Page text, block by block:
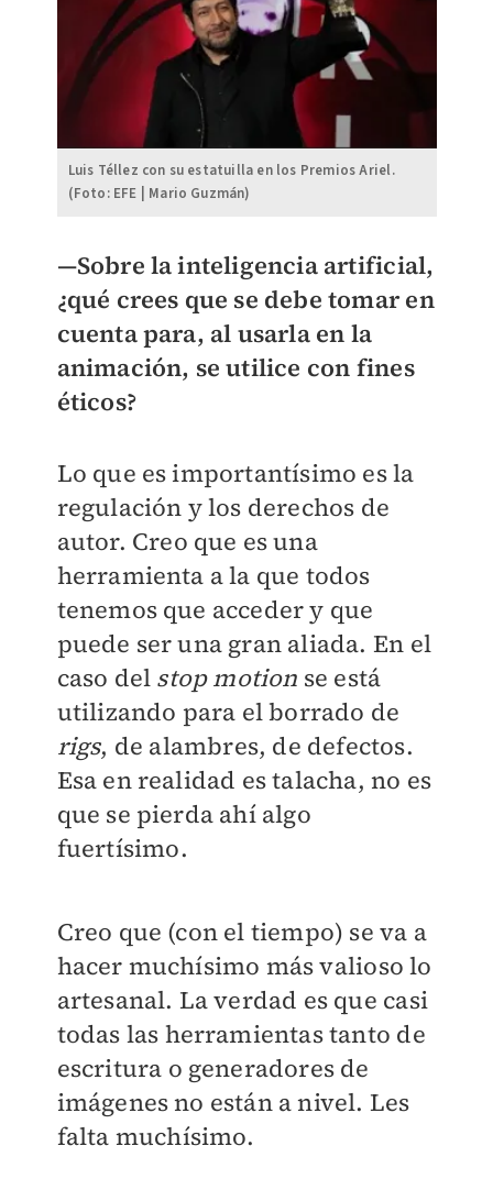
Luis Téllez con su estatuilla en los Premios Ariel.
(Foto: EFE | Mario Guzmán)
—Sobre la inteligencia artificial,
¿qué crees que se debe tomar en
cuenta para, al usarla en la
animación, se utilice con fines
éticos?
Lo que es importantísimo es la
regulación y los derechos de
autor. Creo que es una
herramienta a la que todos
tenemos que acceder y que
puede ser una gran aliada. En el
caso del stop motion se está
utilizando para el borrado de
rigs, de alambres, de defectos.
Esa en realidad es talacha, no es
que se pierda ahí algo
fuertísimo.
Creo que (con el tiempo) se va a
hacer muchísimo más valioso lo
artesanal. La verdad es que casi
todas las herramientas tanto de
escritura o generadores de
imágenes no están a nivel. Les
falta muchísimo.